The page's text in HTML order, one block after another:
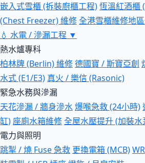
嵌入式雪櫃 (拆裝廚櫃工程)恆溫紅酒櫃
(Chest Freezer) 維修全港雪櫃維修地
💧 水電 / 滲漏工程 ▼
熱水爐專科
柏林牌 (Berlin) 維修德國寶 / 斯寶亞創
水式 (E1/E3) 真火 / 樂信 (Rasonic)
緊急水務與滲漏
天花滲漏 / 牆身滲水爆喉急救 (24小時)
缸) 座廁水箱維修全屋水壓提升 (加裝水
電力與照明
跳掣 / 燒 Fuse 急救 更換電箱 (MCB)